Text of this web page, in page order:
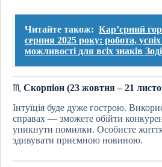
Читайте також: Кар’єрний
серпня 2025 року: робота, успіх
можливості для всіх знаків
♏ Скорпіон (23 жовтня – 21
Інтуїція буде дуже гострою.
справах — зможете обійти
уникнути помилки. Особисте
здивувати приємною новиною.